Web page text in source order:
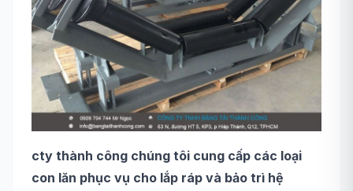
cty thành công chúng tôi cung cấp các loại
con lăn phục vụ cho lắp ráp và bảo trì hệ